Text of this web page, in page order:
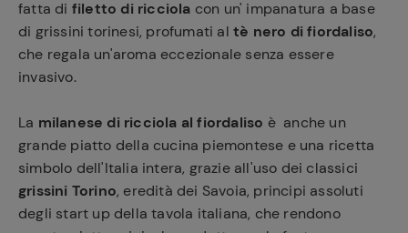
fatta di filetto di ricciola con un' impanatura a base
di grissini torinesi, profumati al tè nero di fiordaliso,
che regala un'aroma eccezionale senza essere
invasivo.
La milanese di ricciola al fiordaliso è anche un
grande piatto della cucina piemontese e una ricetta
simbolo dell'Italia intera, grazie all'uso dei classici
grissini Torino, eredità dei Savoia, principi assoluti
degli start up della tavola italiana, che rendono